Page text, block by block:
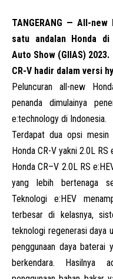
TANGERANG — All-
satu andalan Honda
Auto Show (GIIAS)
CR-V hadir dalam versi
Peluncuran all-new
penanda dimulainya
e:technology di Indonesia.
Terdapat dua opsi
Honda CR-V yakni 2.0L RS
HondaCR–V 2.0L RS
yang lebih bertenaga
Teknologi e:HEV
terbesar di kelasnya,
teknologi regenerasi daya
penggunaan daya baterai
berkendara. Hasilnya